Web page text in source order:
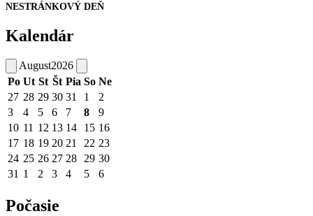
NESTRÁNKOVÝ DEŇ
Kalendár
August2026
Po Ut St Št Pia So Ne
27 28 29 30 31 1
2
3
4 5 6 7 8
9
10 11 12 13 14 15 16
17 18 19 20 21 22 23
24 25 26 27 28 29 30
31 1 2 3 4 5 6
Počasie